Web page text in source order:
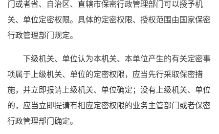
门或者省、自治区、直辖市保密行政管理部门可以授予机
关、单位定密权限。具体的定密权限、授权范围由国家保密
行政管理部门规定。
下级机关、单位认为本机关、本单位产生的有关定密事
项属于上级机关、单位的定密权限，应当先行采取保密措
施，并立即报请上级机关、单位确定；没有上级机关、单位
的，应当立即提请有相应定密权限的业务主管部门或者保密
行政管理部门确定。